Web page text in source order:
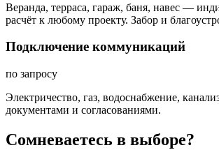
Веранда, терраса, гараж, баня, навес —
расчёт к любому проекту. Забор и
Подключение коммуникаций
по запросу
Электричество, газ, водоснабжение,
документами и согласованиями.
Сомневаетесь в выборе?